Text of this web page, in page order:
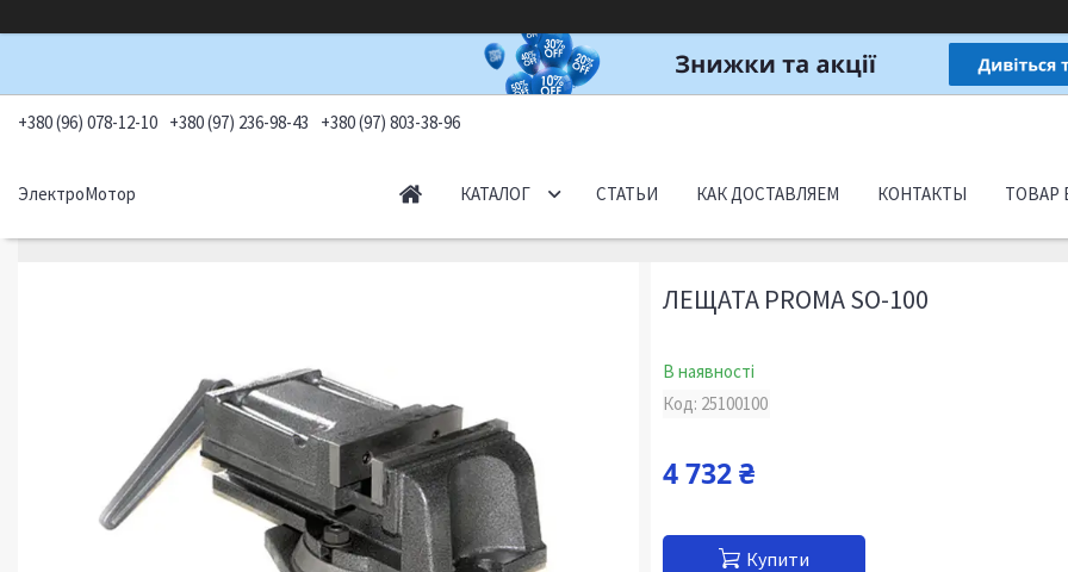
+380 (96) 078-12-10 +380 (97) 236-98-43 +380 (97) 803-38-96
ЭлектроМотор КАТАЛОГ СТАТЬИ КАК ДОСТАВЛЯЕМ КОНТАКТЫ ТОВАР
ЛЕЩАТА PROMA SO-100
В наявності
Код: 25100100
4 732 ₴
Купити